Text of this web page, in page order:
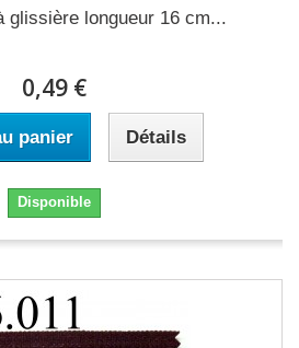
glissière longueur 16 cm...
0,49 €
panier Détails
Disponible